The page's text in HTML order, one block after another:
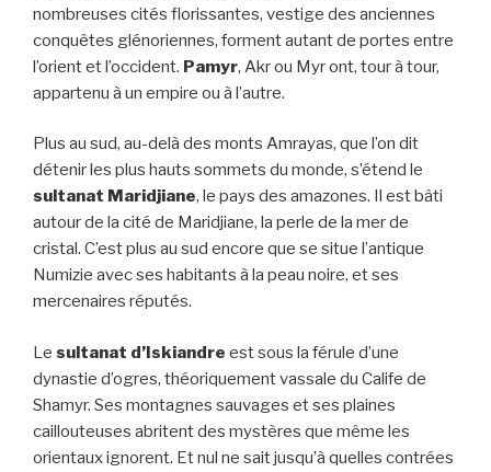
nombreuses cités florissantes, vestige des anciennes
conquêtes glénoriennes, forment autant de portes entre
l’orient et l’occident. Pamyr, Akr ou Myr ont, tour à tour,
appartenu à un empire ou à l’autre.
Plus au sud, au-delà des monts Amrayas, que l’on dit
détenir les plus hauts sommets du monde, s’étend le
sultanat Maridjiane, le pays des amazones. Il est bâti
autour de la cité de Maridjiane, la perle de la mer de
cristal. C’est plus au sud encore que se situe l’antique
Numizie avec ses habitants à la peau noire, et ses
mercenaires réputés.
Le sultanat d’Iskiandre est sous la férule d’une
dynastie d’ogres, théoriquement vassale du Calife de
Shamyr. Ses montagnes sauvages et ses plaines
caillouteuses abritent des mystères que même les
orientaux ignorent. Et nul ne sait jusqu’à quelles contrées